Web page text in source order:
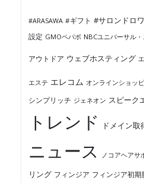
#ARASAWA #ギフト #サロンドロ
設定 GMOペパボ NBCユニバーサル
アウトドア ウェブホスティング
エステ エレコム オンラインショッ
シンプリッチ ジェネオン スピーク
トレンド ドメイン取
ニュース ノコアヘアサ
リング フィンジア フィンジア初期